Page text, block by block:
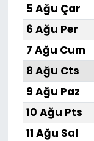
5 Ağu Çar
6 Ağu Per
7 Ağu Cum
8 Ağu Cts
9 Ağu Paz
10 Ağu Pts
11 Ağu Sal